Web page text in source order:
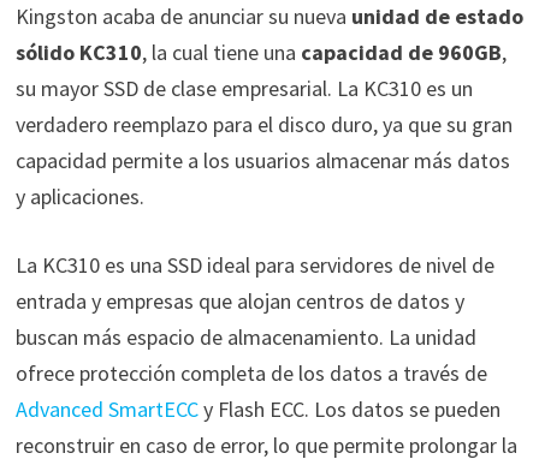
Kingston acaba de anunciar su nueva unidad de estado
sólido KC310, la cual tiene una capacidad de 960GB,
su mayor SSD de clase empresarial. La KC310 es un
verdadero reemplazo para el disco duro, ya que su gran
capacidad permite a los usuarios almacenar más datos
y aplicaciones.
La KC310 es una SSD ideal para servidores de nivel de
entrada y empresas que alojan centros de datos y
buscan más espacio de almacenamiento. La unidad
ofrece protección completa de los datos a través de
Advanced SmartECCy Flash ECC. Los datos se pueden
reconstruir en caso de error, lo que permite prolongar la